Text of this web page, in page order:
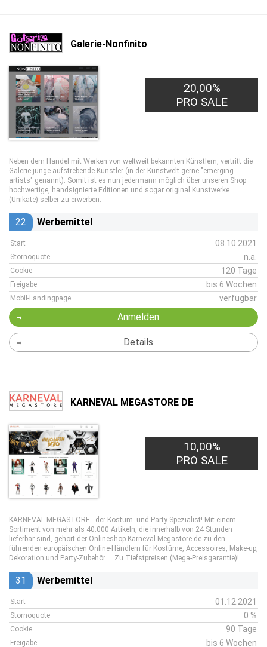
Galerie-Nonfinito
20,00%
PRO SALE
Neben dem Handel mit Werken von weltweit bekannten Künstlern, vertritt die
Galerie junge aufstrebende Künstler (in der Kunstwelt gerne "emerging
artists" genannt). Somit ist es nun jedermann möglich über unseren Shop
hochwertige, handsignierte Editionen und sogar original Kunstwerke
(Unikate) selber zu erwerben.
22 Werbemittel
Start 08.10.2021
Stornoquote n.a.
Cookie 120 Tage
Freigabe bis 6 Wochen
Mobil-Landingpage verfügbar
Anmelden
Details
KARNEVAL MEGASTORE DE
10,00%
PRO SALE
KARNEVAL MEGASTORE - der Kostüm- und Party-Spezialist! Mit einem
Sortiment von mehr als 40.000 Artikeln, die innerhalb von 24 Stunden
lieferbar sind, gehört der Onlineshop Karneval-Megastore.de zu den
führenden europäischen Online-Händlern für Kostüme, Accessoires, Make-up,
Dekoration und Party-Zubehör … Zu Tiefstpreisen (Mega-Preisgarantie)!
31 Werbemittel
Start 01.12.2021
Stornoquote 0 %
Cookie 90 Tage
Freigabe bis 6 Wochen